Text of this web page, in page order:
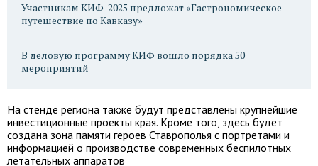
Участникам КИФ-2025 предложат «Гастрономическое
путешествие по Кавказу»
В деловую программу КИФ вошло порядка 50
мероприятий
На стенде региона также будут представлены крупнейшие
инвестиционные проекты края. Кроме того, здесь будет
создана зона памяти героев Ставрополья с портретами и
информацией о производстве современных беспилотных
летательных аппаратов